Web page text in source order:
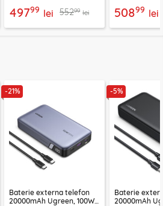
49799 lei 55299 lei
negru
50899 lei
-21%
Baterie externa telefon
20000mAh Ugreen, 100W,
-5%
Baterie
20000mAh